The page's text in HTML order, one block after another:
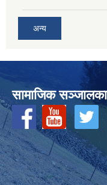
अन्य
सामाजिक